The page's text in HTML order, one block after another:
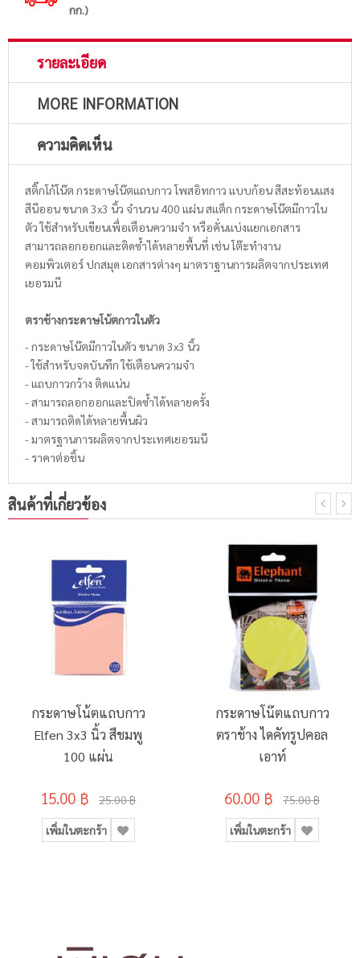
กก.)
รายละเอียด
MORE INFORMATION
ความคิดเห็น
สติ๊กโก้โน๊ต กระดาษโน๊ตแถบกาว โพสอิทกาว แบบก้อน สีสะท้อนแสง
สีนีออน ขนาด 3x3 นิ้ว จำนวน 400 แผ่น สแต็ก กระดาษโน๊ตมีกาวใน
ตัว ใช้สำหรับเขียนเพื่อเตือนความจำ หรือคั่นแบ่งแยกเอกสาร
สามารถลอกออกและติดซ้ำได้หลายพื้นที่ เช่น โต๊ะทำงาน
คอมพิวเตอร์ ปกสมุด เอกสารต่างๆ มาตราฐานการผลิตจากประเทศ
เยอรมนี
ตราช้างกระดาษโน้ตกาวในตัว
- กระดาษโน๊ตมีกาวในตัว ขนาด 3x3 นิ้ว
- ใช้สำหรับจดบันทึก ใช้เตือนความจำ
- แถบกาวกว้าง ติดแน่น
- สามารถลอกออกและปิดซ้ำได้หลายครั้ง
- สามารถติดได้หลายพื้นผิว
- มาตรฐานการผลิตจากประเทศเยอรมนี
- ราคาต่อชิ้น
สินค้าที่เกี่ยวข้อง
กระดาษโน้ตแถบกาว
Elfen 3x3 นิ้ว สีชมพู
100 แผ่น
15.00 ฿ 25.00 ฿
เพิ่มในตะกร้า
กระดาษโน๊ตแถบกาว
ตราช้าง ไดคัทรูปคอล
เอาท์
60.00 ฿ 75.00 ฿
เพิ่มในตะกร้า